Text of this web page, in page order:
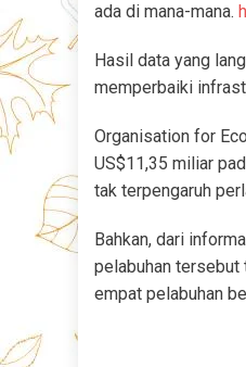
ada di mana-mana.
Hasil data yang
memperbaiki
Organisation for
US$11,35 miliar
tak terpengaruh
Bahkan, dari
pelabuhan tersebut
empat pelabuhan